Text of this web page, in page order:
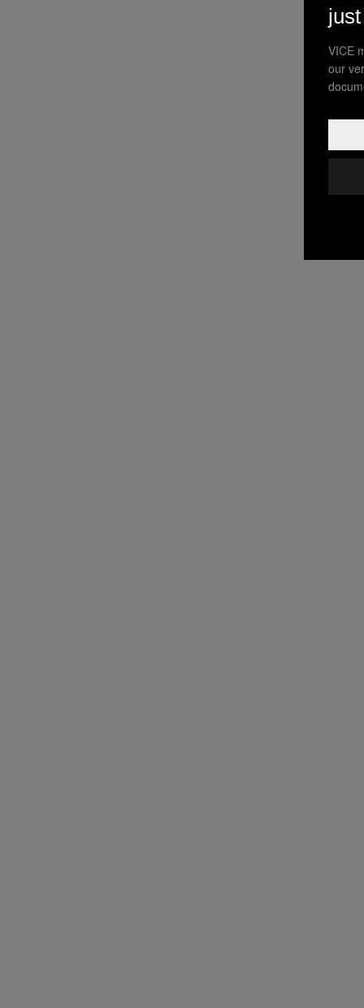
VICE
our